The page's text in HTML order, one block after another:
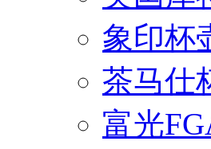
象印杯
茶马仕
富光